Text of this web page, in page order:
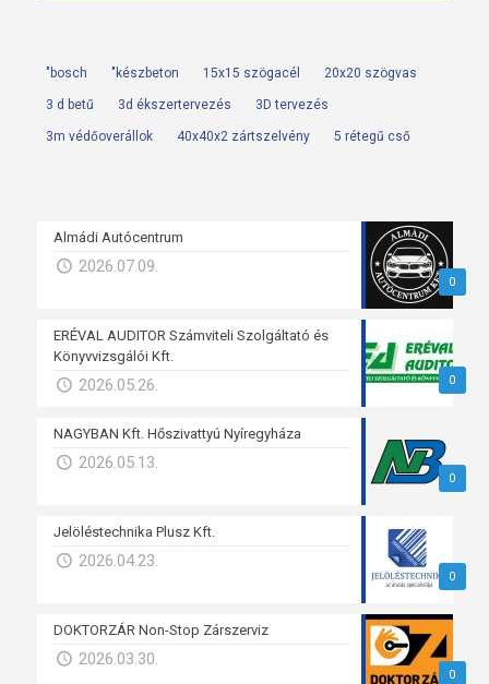
"bosch "készbeton 15x15 szögacél 20x20 szögvas
3 d betű 3d ékszertervezés 3D tervezés
3m védőoverállok 40x40x2 zártszelvény 5 rétegű cső
0
Almádi Autócentrum
2026.07.09.
0
ERÉVAL AUDITOR Számviteli Szolgáltató és
Könyvvizsgálói Kft.
2026.05.26.
0
NAGYBAN Kft. Hőszivattyú Nyíregyháza
2026.05.13.
0
Jelöléstechnika Plusz Kft.
2026.04.23.
0
DOKTORZÁR Non-Stop Zárszerviz
2026.03.30.